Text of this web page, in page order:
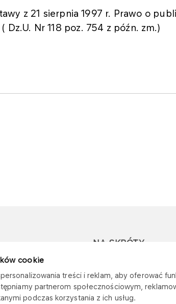
cookie
treści i reklam, aby oferować
partnerom społecznościowym,
podczas korzystania z ich usług.
z 21 sierpnia 1997 r. Prawo o
Dz.U. Nr 118 poz. 754 z późn. zm.)
NA SKRÓTY
oszustwami
Mapa stacji